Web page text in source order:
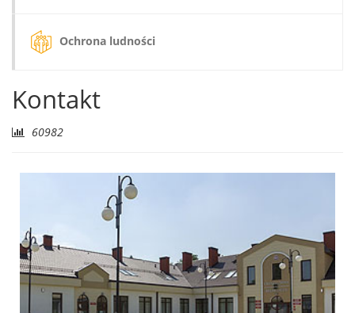
Ochrona ludności
Kontakt
Liczba
60982